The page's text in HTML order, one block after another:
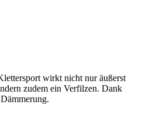
wirkt nicht nur äußerst
zudem ein Verfilzen. Dank